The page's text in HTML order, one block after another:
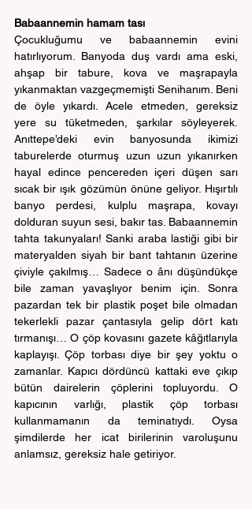
Babaannemin hamam tası
Çocukluğumu ve babaannemin evini
hatırlıyorum. Banyoda duş vardı ama eski,
ahşap bir tabure, kova ve maşrapayla
yıkanmaktan vazgeçmemişti Senihanım. Beni
de öyle yıkardı. Acele etmeden, gereksiz
yere su tüketmeden, şarkılar söyleyerek.
Anıttepe’deki evin banyosunda ikimizi
taburelerde oturmuş uzun uzun yıkanırken
hayal edince pencereden içeri düşen sarı
sıcak bir ışık gözümün önüne geliyor. Hışırtılı
banyo perdesi, kulplu maşrapa, kovayı
dolduran suyun sesi, bakır tas. Babaannemin
tahta takunyaları! Sanki araba lastiği gibi bir
materyalden siyah bir bant tahtanın üzerine
çiviyle çakılmış… Sadece o ânı düşündükçe
bile zaman yavaşlıyor benim için. Sonra
pazardan tek bir plastik poşet bile olmadan
tekerlekli pazar çantasıyla gelip dört katı
tırmanışı… O çöp kovasını gazete kâğıtlarıyla
kaplayışı. Çöp torbası diye bir şey yoktu o
zamanlar. Kapıcı dördüncü kattaki eve çıkıp
bütün dairelerin çöplerini topluyordu. O
kapıcının varlığı, plastik çöp torbası
kullanmamanın da teminatıydı. Oysa
şimdilerde her icat birilerinin varoluşunu
anlamsız, gereksiz hale getiriyor.